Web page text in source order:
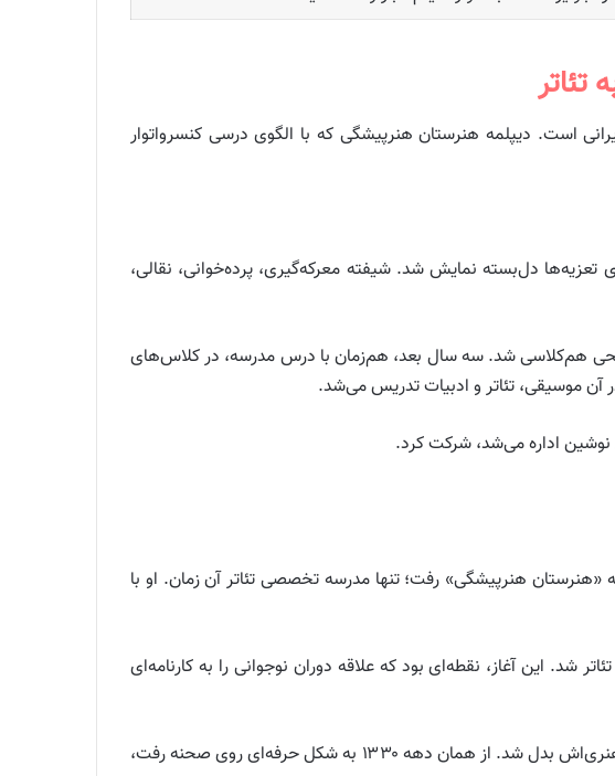
تئاتر
و تلویزیون ایرانی است. دیپلمه هنرستان هنرپیشگی که با الگوی درسی کنسرواتوار
تعزیه‌ها دل‌بسته نمایش شد. شیفته معرکه‌گیری، پرده‌خوانی، نقالی،
مهدی فتحی هم‌کلاسی شد. سه سال بعد، هم‌زمان با درس مدرسه، در کلاس‌های
گرفت و به «هنرستان هنرپیشگی» رفت؛ تنها مدرسه تخصصی تئاتر آن زمان. او با
تئاتر شد. این آغاز، نقطه‌ای بود که علاقه دوران نوجوانی را به کارنامه‌ای
در سال ۱۳۳۲ به واسطه فهیمه راستکار با شاهین سرکیسیان آشنا شد؛ آشنایی‌ای که به نقطه عطفی در مسیر هنری‌اش بدل شد. از همان دهه ۱۳۳۰ به شکل حرفه‌ای روی صحنه رفت،